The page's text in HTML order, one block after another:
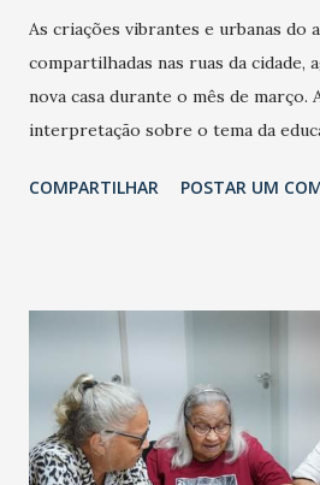
As criações vibrantes e urbanas do
compartilhadas nas ruas da cidade,
nova casa durante o mês de março.
interpretação sobre o tema da
passagem do projeto Serasa na
os Correios e reúne obras de
destacando-se como parte de um
valorizar a arte urbana e a cultura
Ceará, Zé Victor, de 29 anos, é um
desenvolve trabalhos marcados
COMPARTILHAR POSTAR UM